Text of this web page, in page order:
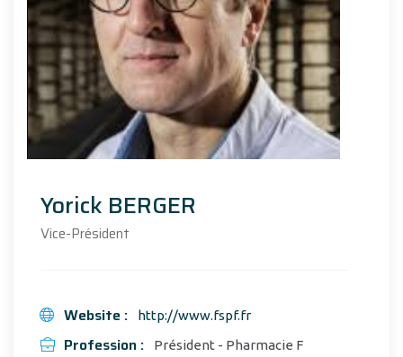
Yorick BERGER
Vice-Président
Website : http://www.fspf.fr
Profession : Président - Pharmacie F